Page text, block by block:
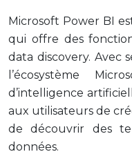
Microsoft Power BI
qui offre des
data discovery. Avec
l’écosystème
d’intelligence
aux utilisateurs de
de découvrir des
données.